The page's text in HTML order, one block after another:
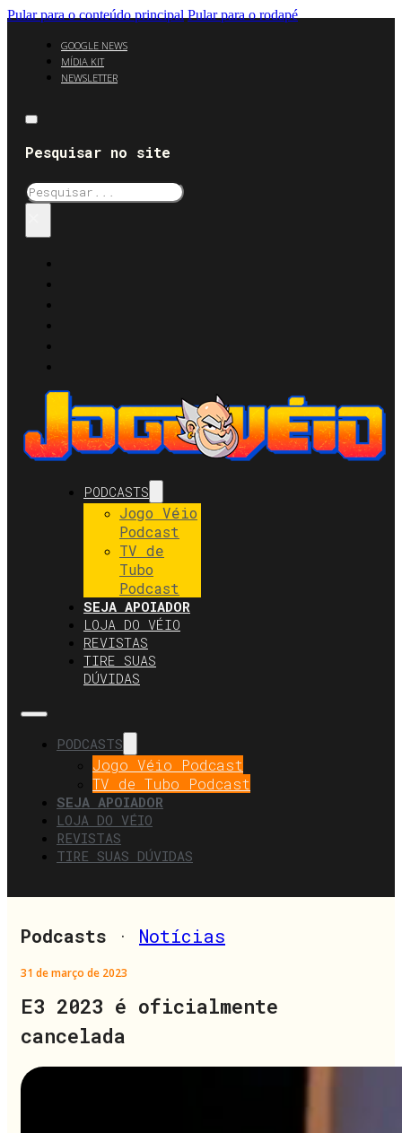
Pular para o conteúdo principal Pular para o rodapé
GOOGLE NEWS
MÍDIA KIT
NEWSLETTER
Pesquisar no site
Pesquisar
PODCASTS
Jogo Véio
Podcast
TV de
Tubo
Podcast
SEJA APOIADOR
LOJA DO VÉIO
REVISTAS
TIRE SUAS
DÚVIDAS
PODCASTS
Jogo Véio Podcast
TV de Tubo Podcast
SEJA APOIADOR
LOJA DO VÉIO
REVISTAS
TIRE SUAS DÚVIDAS
Podcasts · Notícias
31 de março de 2023
E3 2023 é oficialmente
cancelada